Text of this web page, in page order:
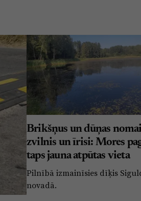
Brikšņus un dūņas
zvilnis un īrisi: Mores
taps jauna atpūtas vieta
Pilnībā izmainīsies dīķis
novadā.